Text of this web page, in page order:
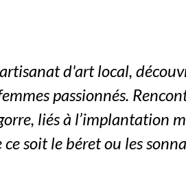
d'art local,
passionnés.
liés à l’implantation
soit le béret ou les